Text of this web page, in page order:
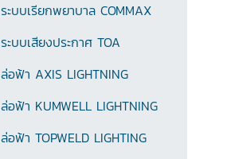
ระบบเรียกพยาบาล COMMAX
ระบบเสียงประกาศ TOA
ล่อฟ้า AXIS LIGHTNING
ล่อฟ้า KUMWELL LIGHTNING
ล่อฟ้า TOPWELD LIGHTING